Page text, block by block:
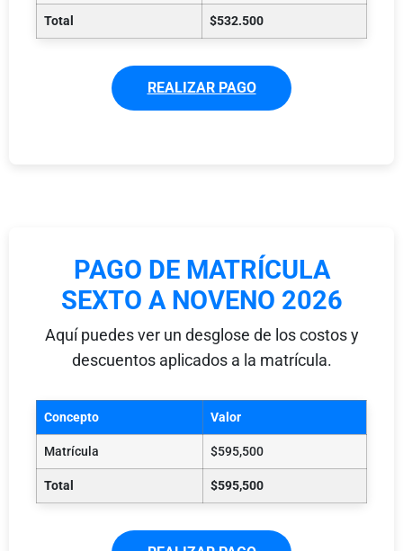
Total $532.500
REALIZAR PAGO
PAGO DE MATRÍCULA
SEXTO A NOVENO 2026
Aquí puedes ver un desglose de los costos y
descuentos aplicados a la matrícula.
Concepto Valor
Matrícula $595,500
Total $595,500